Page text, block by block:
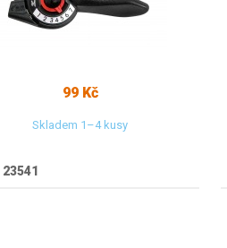
99 Kč
Skladem 1–4 kusy
23541